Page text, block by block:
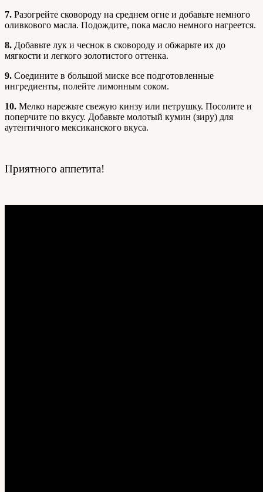
7. Разогрейте сковороду на среднем огне и добавьте немного
оливкового масла. Подождите, пока масло немного нагреется.
8. Добавьте лук и чеснок в сковороду и обжарьте их до
мягкости и легкого золотистого оттенка.
9. Соедините в большой миске все подготовленные
ингредиенты, полейте лимонным соком.
10. Мелко нарежьте свежую кинзу или петрушку. Посолите и
поперчите по вкусу. Добавьте молотый кумин (зиру) для
аутентичного мексиканского вкуса.
Приятного аппетита!